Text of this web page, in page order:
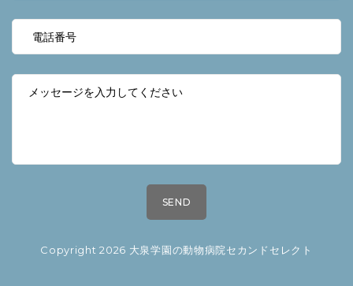
Copyright 2026 大泉学園の動物病院セカンドセレクト